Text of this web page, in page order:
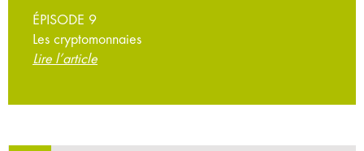
ÉPISODE 9
Les cryptomonnaies
Lire l’article